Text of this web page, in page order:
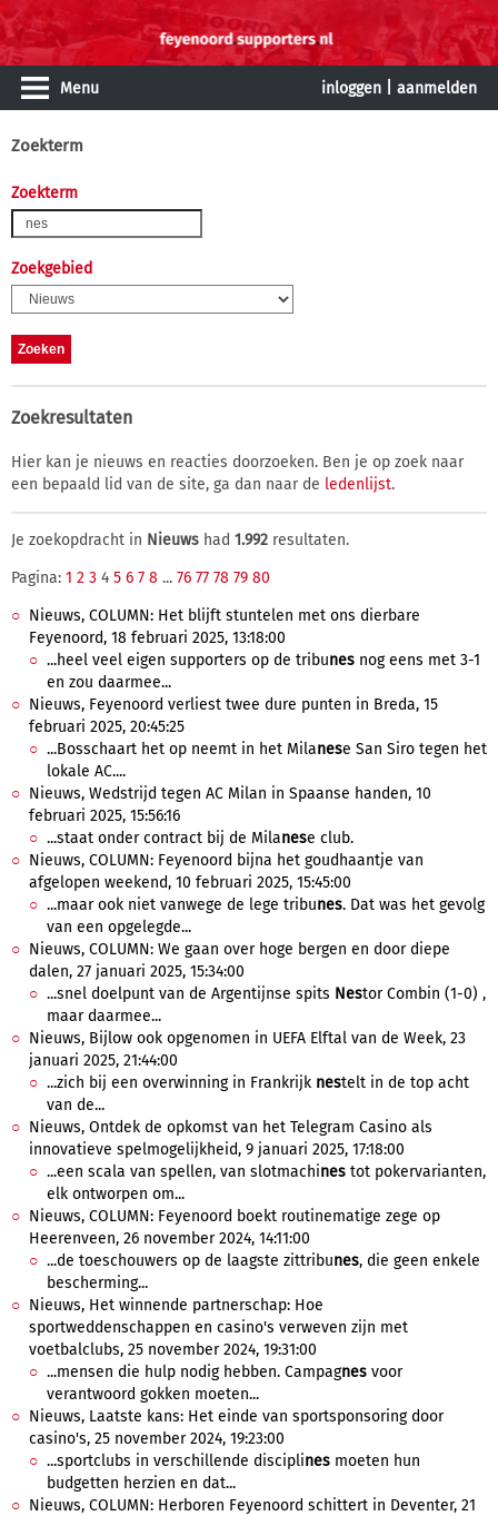
Menu inloggen aanmelden
Zoekterm
Zoekterm
Zoekgebied
Zoekresultaten
Hier kan je nieuws en reacties doorzoeken. Ben je op zoek naar
een bepaald lid van de site, ga dan naar de ledenlijst.
Je zoekopdracht in Nieuws had 1.992 resultaten.
Pagina: 1 2 3 4 5 6 7 8 ... 76 77 78 79 80
Nieuws, COLUMN: Het blijft stuntelen met ons dierbare
Feyenoord, 18 februari 2025, 13:18:00
...heel veel eigen supporters op de tribunes nog eens met 3-1
en zou daarmee...
Nieuws, Feyenoord verliest twee dure punten in Breda, 15
februari 2025, 20:45:25
...Bosschaart het op neemt in het Milanese San Siro tegen het
lokale AC....
Nieuws, Wedstrijd tegen AC Milan in Spaanse handen, 10
februari 2025, 15:56:16
...staat onder contract bij de Milanese club.
Nieuws, COLUMN: Feyenoord bijna het goudhaantje van
afgelopen weekend, 10 februari 2025, 15:45:00
...maar ook niet vanwege de lege tribunes. Dat was het gevolg
van een opgelegde...
Nieuws, COLUMN: We gaan over hoge bergen en door diepe
dalen, 27 januari 2025, 15:34:00
...snel doelpunt van de Argentijnse spits Nestor Combin (1-0) ,
maar daarmee...
Nieuws, Bijlow ook opgenomen in UEFA Elftal van de Week, 23
januari 2025, 21:44:00
...zich bij een overwinning in Frankrijk nestelt in de top acht
van de...
Nieuws, Ontdek de opkomst van het Telegram Casino als
innovatieve spelmogelijkheid, 9 januari 2025, 17:18:00
...een scala van spellen, van slotmachines tot pokervarianten,
elk ontworpen om...
Nieuws, COLUMN: Feyenoord boekt routinematige zege op
Heerenveen, 26 november 2024, 14:11:00
...de toeschouwers op de laagste zittribunes, die geen enkele
bescherming...
Nieuws, Het winnende partnerschap: Hoe
sportweddenschappen en casino's verweven zijn met
voetbalclubs, 25 november 2024, 19:31:00
...mensen die hulp nodig hebben. Campagnes voor
verantwoord gokken moeten...
Nieuws, Laatste kans: Het einde van sportsponsoring door
casino's, 25 november 2024, 19:23:00
...sportclubs in verschillende disciplines moeten hun
budgetten herzien en dat...
Nieuws, COLUMN: Herboren Feyenoord schittert in Deventer, 21